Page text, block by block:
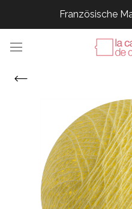
Französische
Französische
Französische